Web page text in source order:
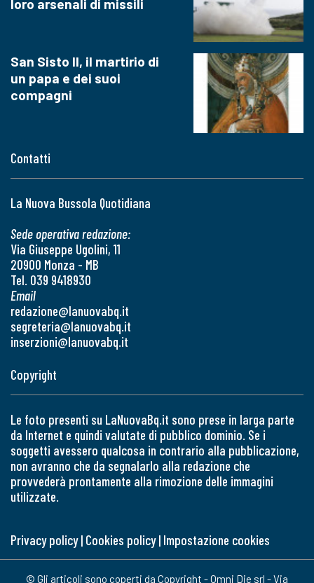
Contatti
La Nuova Bussola Quotidiana
Sede operativa redazione:
Via Giuseppe Ugolini, 11
20900 Monza - MB
Tel. 039 9418930
Email
redazione@lanuovabq.it
segreteria@lanuovabq.it
inserzioni@lanuovabq.it
loro arsenali di missili
San Sisto II, il martirio di
un papa e dei suoi
compagni
Copyright
Le foto presenti su LaNuovaBq.it sono prese in larga parte
da Internet e quindi valutate di pubblico dominio. Se i
soggetti avessero qualcosa in contrario alla pubblicazione,
non avranno che da segnalarlo alla redazione che
provvederà prontamente alla rimozione delle immagini
utilizzate.
Privacy policy| Cookies policy| Impostazione cookies
© Gli articoli sono coperti da Copyright - Omni Die srl - Via